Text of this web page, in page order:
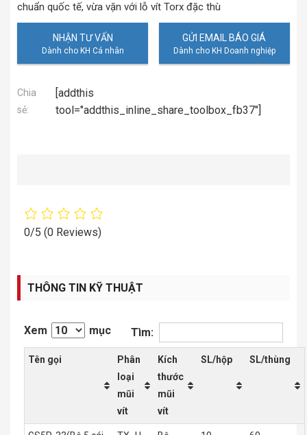
chuẩn quốc tế, vừa vặn với lỗ vít Torx đặc thù
NHẬN TƯ VẤN GỬI EMAIL BÁO GIÁ
Chia
sẻ:
[addthis
tool="addthis_inline_share_toolbox_fb37"]
0/5 (0 Reviews)
THÔNG TIN KỸ THUẬT
Xem mục Tìm:
Tên gọi
Phân
loại
mũi
vít
Kích
thước
mũi
vít
SL/hộp SL/thùng